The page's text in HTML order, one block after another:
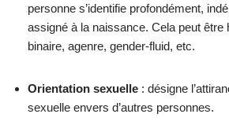
personne s’identifie profondément,
assigné à la naissance. Cela peut
binaire, agenre, gender-fluid, etc.
Orientation sexuelle : désigne
sexuelle envers d’autres personnes.